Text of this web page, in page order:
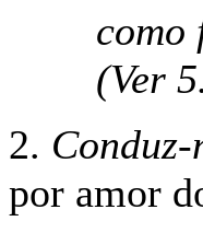
como
(Ver
2.
por amor